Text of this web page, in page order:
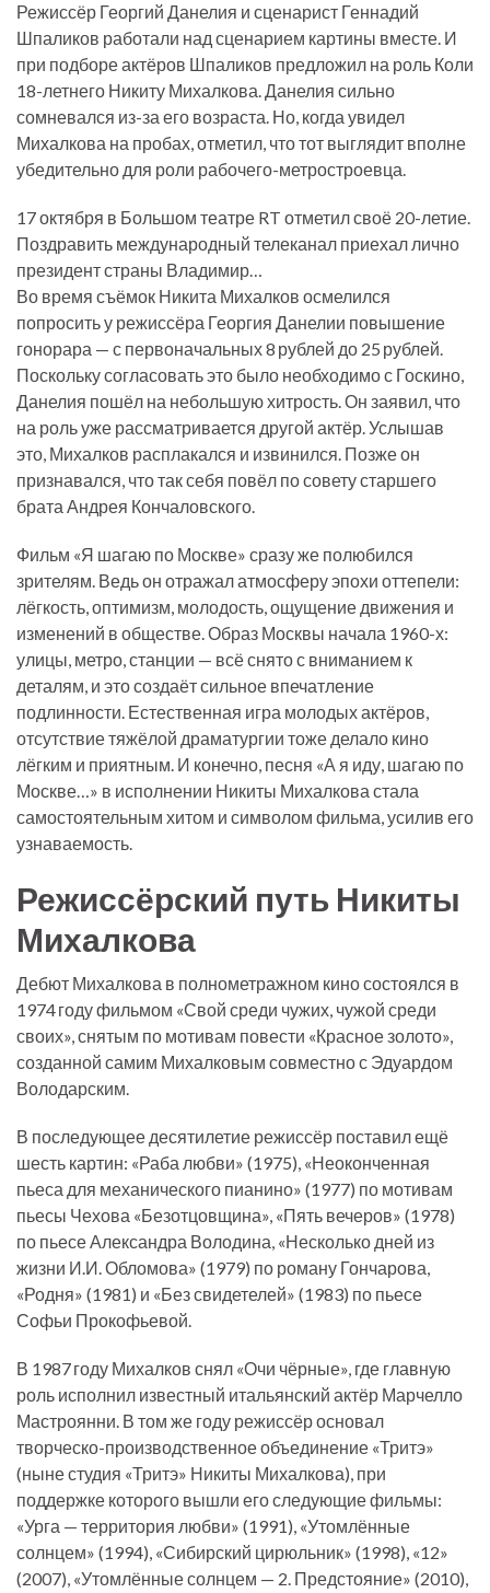
Режиссёр Георгий Данелия и сценарист Геннадий
Шпаликов работали над сценарием картины вместе. И
при подборе актёров Шпаликов предложил на роль Коли
18-летнего Никиту Михалкова. Данелия сильно
сомневался из-за его возраста. Но, когда увидел
Михалкова на пробах, отметил, что тот выглядит вполне
убедительно для роли рабочего-метростроевца.
17 октября в Большом театре RT отметил своё 20-летие.
Поздравить международный телеканал приехал лично
президент страны Владимир…
Во время съёмок Никита Михалков осмелился
попросить у режиссёра Георгия Данелии повышение
гонорара — с первоначальных 8 рублей до 25 рублей.
Поскольку согласовать это было необходимо с Госкино,
Данелия пошёл на небольшую хитрость. Он заявил, что
на роль уже рассматривается другой актёр. Услышав
это, Михалков расплакался и извинился. Позже он
признавался, что так себя повёл по совету старшего
брата Андрея Кончаловского.
Фильм «Я шагаю по Москве» сразу же полюбился
зрителям. Ведь он отражал атмосферу эпохи оттепели:
лёгкость, оптимизм, молодость, ощущение движения и
изменений в обществе. Образ Москвы начала 1960-х:
улицы, метро, станции — всё снято с вниманием к
деталям, и это создаёт сильное впечатление
подлинности. Естественная игра молодых актёров,
отсутствие тяжёлой драматургии тоже делало кино
лёгким и приятным. И конечно, песня «А я иду, шагаю по
Москве…» в исполнении Никиты Михалкова стала
самостоятельным хитом и символом фильма, усилив его
узнаваемость.
Режиссёрский путь Никиты
Михалкова
Дебют Михалкова в полнометражном кино состоялся в
1974 году фильмом «Свой среди чужих, чужой среди
своих», снятым по мотивам повести «Красное золото»,
созданной самим Михалковым совместно с Эдуардом
Володарским.
В последующее десятилетие режиссёр поставил ещё
шесть картин: «Раба любви» (1975), «Неоконченная
пьеса для механического пианино» (1977) по мотивам
пьесы Чехова «Безотцовщина», «Пять вечеров» (1978)
по пьесе Александра Володина, «Несколько дней из
жизни И.И. Обломова» (1979) по роману Гончарова,
«Родня» (1981) и «Без свидетелей» (1983) по пьесе
Софьи Прокофьевой.
В 1987 году Михалков снял «Очи чёрные», где главную
роль исполнил известный итальянский актёр Марчелло
Мастроянни. В том же году режиссёр основал
творческо-производственное объединение «Тритэ»
(ныне студия «Тритэ» Никиты Михалкова), при
поддержке которого вышли его следующие фильмы:
«Урга — территория любви» (1991), «Утомлённые
солнцем» (1994), «Сибирский цирюльник» (1998), «12»
(2007), «Утомлённые солнцем — 2. Предстояние» (2010),